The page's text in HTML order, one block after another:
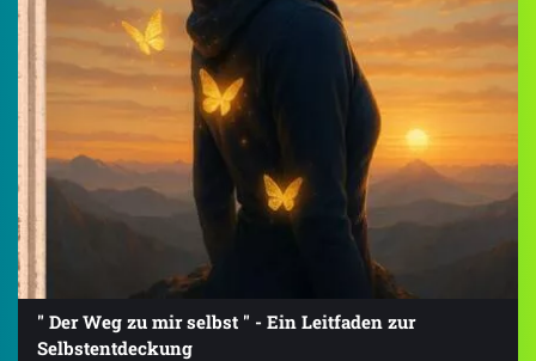
" Der Weg zu mir selbst " - Ein Leitfaden zur
Selbstentdeckung